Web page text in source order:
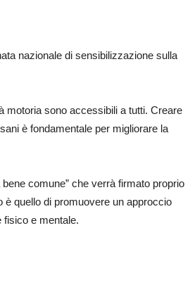
nazionale di sensibilizzazione sulla
motoria sono accessibili a tutti. Creare
è fondamentale per migliorare la
comune” che verrà firmato proprio
è quello di promuovere un approccio
fisico e mentale.